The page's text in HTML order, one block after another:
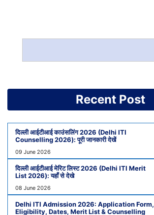
Recent Post
दिल्ली आईटीआई काउंसलिंग 2026 (Delhi ITI
Counselling 2026): पूरी जानकारी देखें
09 June 2026
दिल्ली आईटीआई मेरिट लिस्ट 2026 (Delhi ITI Merit
List 2026): यहाँ से देखे
08 June 2026
Delhi ITI Admission 2026: Application Form,
Eligibility, Dates, Merit List & Counselling